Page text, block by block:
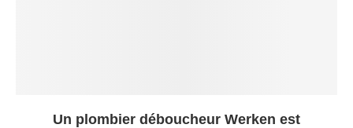
Un plombier déboucheur Werken est